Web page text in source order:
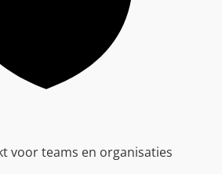
voor teams en organisaties